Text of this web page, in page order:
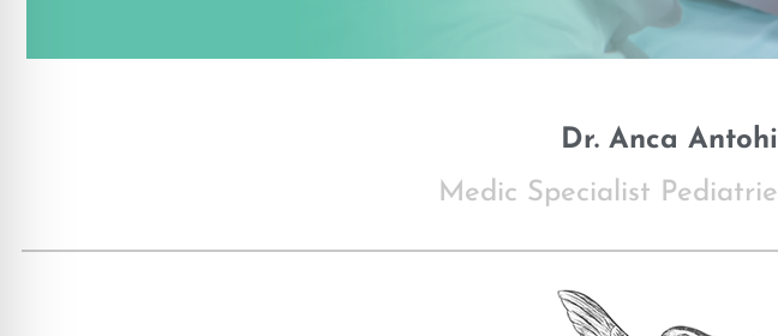
Dr. Anca Antohi
Medic Specialist Pediatrie